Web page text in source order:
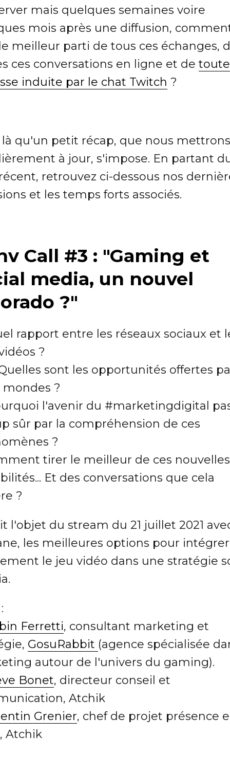
mais quelques semaines voire
mois après une diffusion,
meilleur parti de tous ces échanges,
ces conversations en ligne et de
induite par le chat Twitch ?
là qu'un petit récap, que nous mettrons
à jour, s'impose. En partant
retrouvez ci-dessous nos
et les temps forts associés.
Call #3 : "Gaming et
media, un nouvel
?"
rapport entre les réseaux sociaux et
?
sont les opportunités offertes
?
l'avenir du #marketingdigital
sûr par la compréhension de ces
?
tirer le meilleur de ces nouvelles
Et des conversations que cela
?
l'objet du stream du 21 juillet 2021
les meilleures options pour intégrer
le jeu vidéo dans une stratégie
Ferretti, consultant marketing et
GosuRabbit (agence spécialisée
autour de l'univers du gaming).
Bonet, directeur conseil et
Atchik
Grenier, chef de projet présence
Atchik